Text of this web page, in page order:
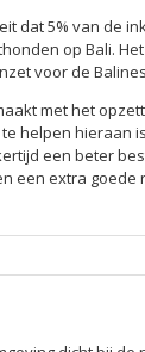
dat 5% van de
op Bali.
voor de
met het
helpen hieraan
een beter
een extra goede